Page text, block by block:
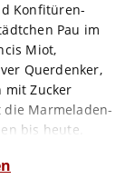
Konfitüren-
Pau im
Miot,
Querdenker,
mit Zucker
Marmeladen-
bis heute.
die immer